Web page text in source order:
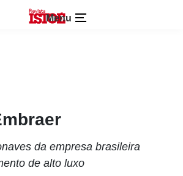
Menu
da empresa brasileira
de alto luxo